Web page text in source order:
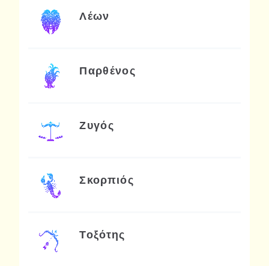
Λέων
Παρθένος
Ζυγός
Σκορπιός
Τοξότης